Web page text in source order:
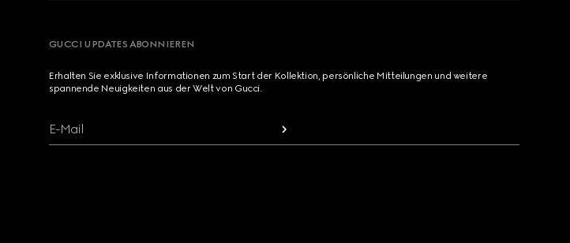
GUCCI UPDATES ABONNIEREN
Erhalten Sie exklusive Informationen zum Start der Kollektion, persönliche Mitteilungen und weitere
spannende Neuigkeiten aus der Welt von Gucci.
E-Mail